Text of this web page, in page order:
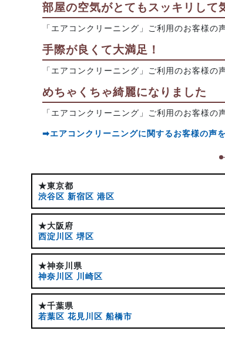
部屋の空気がとてもスッキリして
「エアコンクリーニング」ご利用のお客様の
手際が良くて大満足！
「エアコンクリーニング」ご利用のお客様の
めちゃくちゃ綺麗になりました
「エアコンクリーニング」ご利用のお客様の
➡エアコンクリーニングに関するお客様の声
★東京都
渋谷区 新宿区 港区
★大阪府
西淀川区 堺区
★神奈川県
神奈川区 川崎区
★千葉県
若葉区 花見川区 船橋市